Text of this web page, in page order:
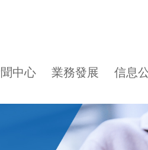
中心 業務發展 信息